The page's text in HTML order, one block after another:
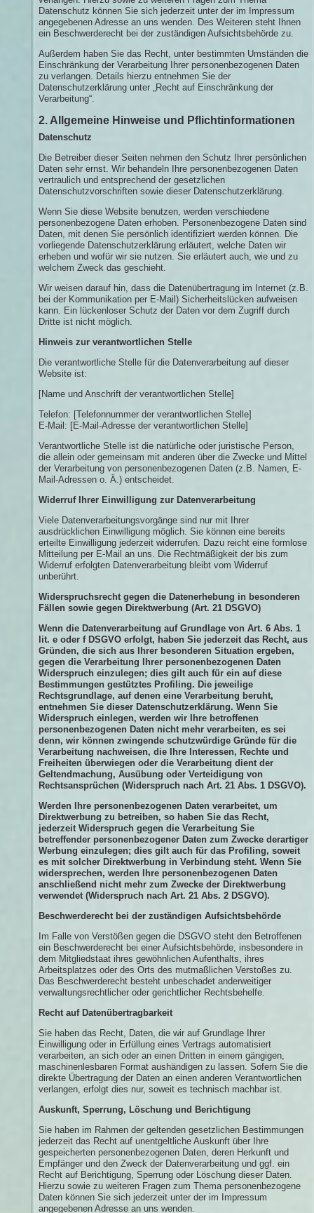
Datenschutz können Sie sich jederzeit unter der im Impressum
angegebenen Adresse an uns wenden. Des Weiteren steht Ihnen
ein Beschwerderecht bei der zuständigen Aufsichtsbehörde zu.
Außerdem haben Sie das Recht, unter bestimmten Umständen die
Einschränkung der Verarbeitung Ihrer personenbezogenen Daten
zu verlangen. Details hierzu entnehmen Sie der
Datenschutzerklärung unter „Recht auf Einschränkung der
Verarbeitung“.
2. Allgemeine Hinweise und Pflichtinformationen
Datenschutz
Die Betreiber dieser Seiten nehmen den Schutz Ihrer persönlichen
Daten sehr ernst. Wir behandeln Ihre personenbezogenen Daten
vertraulich und entsprechend der gesetzlichen
Datenschutzvorschriften sowie dieser Datenschutzerklärung.
Wenn Sie diese Website benutzen, werden verschiedene
personenbezogene Daten erhoben. Personenbezogene Daten sind
Daten, mit denen Sie persönlich identifiziert werden können. Die
vorliegende Datenschutzerklärung erläutert, welche Daten wir
erheben und wofür wir sie nutzen. Sie erläutert auch, wie und zu
welchem Zweck das geschieht.
Wir weisen darauf hin, dass die Datenübertragung im Internet (z.B.
bei der Kommunikation per E-Mail) Sicherheitslücken aufweisen
kann. Ein lückenloser Schutz der Daten vor dem Zugriff durch
Dritte ist nicht möglich.
Hinweis zur verantwortlichen Stelle
Die verantwortliche Stelle für die Datenverarbeitung auf dieser
Website ist:
[Name und Anschrift der verantwortlichen Stelle]
Telefon: [Telefonnummer der verantwortlichen Stelle]
E-Mail: [E-Mail-Adresse der verantwortlichen Stelle]
Verantwortliche Stelle ist die natürliche oder juristische Person,
die allein oder gemeinsam mit anderen über die Zwecke und Mittel
der Verarbeitung von personenbezogenen Daten (z.B. Namen, E-
Mail-Adressen o. Ä.) entscheidet.
Widerruf Ihrer Einwilligung zur Datenverarbeitung
Viele Datenverarbeitungsvorgänge sind nur mit Ihrer
ausdrücklichen Einwilligung möglich. Sie können eine bereits
erteilte Einwilligung jederzeit widerrufen. Dazu reicht eine formlose
Mitteilung per E-Mail an uns. Die Rechtmäßigkeit der bis zum
Widerruf erfolgten Datenverarbeitung bleibt vom Widerruf
unberührt.
Widerspruchsrecht gegen die Datenerhebung in besonderen
Fällen sowie gegen Direktwerbung (Art. 21 DSGVO)
Wenn die Datenverarbeitung auf Grundlage von Art. 6 Abs. 1
lit. e oder f DSGVO erfolgt, haben Sie jederzeit das Recht, aus
Gründen, die sich aus Ihrer besonderen Situation ergeben,
gegen die Verarbeitung Ihrer personenbezogenen Daten
Widerspruch einzulegen; dies gilt auch für ein auf diese
Bestimmungen gestütztes Profiling. Die jeweilige
Rechtsgrundlage, auf denen eine Verarbeitung beruht,
entnehmen Sie dieser Datenschutzerklärung. Wenn Sie
Widerspruch einlegen, werden wir Ihre betroffenen
personenbezogenen Daten nicht mehr verarbeiten, es sei
denn, wir können zwingende schutzwürdige Gründe für die
Verarbeitung nachweisen, die Ihre Interessen, Rechte und
Freiheiten überwiegen oder die Verarbeitung dient der
Geltendmachung, Ausübung oder Verteidigung von
Rechtsansprüchen (Widerspruch nach Art. 21 Abs. 1 DSGVO).
Werden Ihre personenbezogenen Daten verarbeitet, um
Direktwerbung zu betreiben, so haben Sie das Recht,
jederzeit Widerspruch gegen die Verarbeitung Sie
betreffender personenbezogener Daten zum Zwecke derartiger
Werbung einzulegen; dies gilt auch für das Profiling, soweit
es mit solcher Direktwerbung in Verbindung steht. Wenn Sie
widersprechen, werden Ihre personenbezogenen Daten
anschließend nicht mehr zum Zwecke der Direktwerbung
verwendet (Widerspruch nach Art. 21 Abs. 2 DSGVO).
Beschwerderecht bei der zuständigen Aufsichtsbehörde
Im Falle von Verstößen gegen die DSGVO steht den Betroffenen
ein Beschwerderecht bei einer Aufsichtsbehörde, insbesondere in
dem Mitgliedstaat ihres gewöhnlichen Aufenthalts, ihres
Arbeitsplatzes oder des Orts des mutmaßlichen Verstoßes zu.
Das Beschwerderecht besteht unbeschadet anderweitiger
verwaltungsrechtlicher oder gerichtlicher Rechtsbehelfe.
Recht auf Datenübertragbarkeit
Sie haben das Recht, Daten, die wir auf Grundlage Ihrer
Einwilligung oder in Erfüllung eines Vertrags automatisiert
verarbeiten, an sich oder an einen Dritten in einem gängigen,
maschinenlesbaren Format aushändigen zu lassen. Sofern Sie die
direkte Übertragung der Daten an einen anderen Verantwortlichen
verlangen, erfolgt dies nur, soweit es technisch machbar ist.
Auskunft, Sperrung, Löschung und Berichtigung
Sie haben im Rahmen der geltenden gesetzlichen Bestimmungen
jederzeit das Recht auf unentgeltliche Auskunft über Ihre
gespeicherten personenbezogenen Daten, deren Herkunft und
Empfänger und den Zweck der Datenverarbeitung und ggf. ein
Recht auf Berichtigung, Sperrung oder Löschung dieser Daten.
Hierzu sowie zu weiteren Fragen zum Thema personenbezogene
Daten können Sie sich jederzeit unter der im Impressum
angegebenen Adresse an uns wenden.